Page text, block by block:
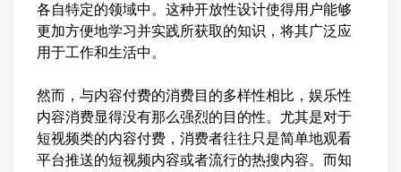
各自特定的领域中。这种开放性设计使得用户能够
更加方便地学习并实践所获取的知识，将其广泛应
用于工作和生活中。
然而，与内容付费的消费目的多样性相比，娱乐性
内容消费显得没有那么强烈的目的性。尤其是对于
短视频类的内容付费，消费者往往只是简单地观看
平台推送的短视频内容或者流行的热搜内容。而知